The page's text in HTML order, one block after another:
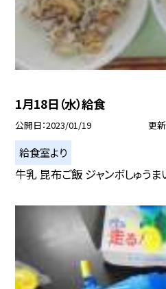
1月18日（水）給食
公開日 2023/01/19 更
給食室より
牛乳 昆布ご飯 ジャンボしゅう